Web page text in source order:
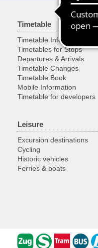
Timetable
Timetable Information
Timetables for Stops
Departures & Arrivals
Timetable Changes
Timetable Book
Mobile Information
Timetable for developers
Leisure
Excursion destinations
Cycling
Historic vehicles
Ferries & boats